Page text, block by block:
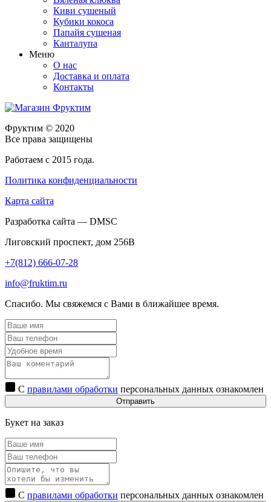
Киви сушеный
Кубики кокоса
Папайя сушеная
Канталупа
Меню
О нас
Доставка и оплата
Контакты
Фруктим © 2020
Все права защищены
Работаем с 2015 года.
Политика конфиденциальности
Карта сайта
Разработка сайта — DMSC
Лиговский проспект, дом 256В
+7(812) 666-07-28
info@fruktim.ru
Спасибо. Мы свяжемся с Вами в ближайшее время.
С правилами обработки персональных данных ознакомлен
Отправить
Букет на заказ
С правилами обработки персональных данных ознакомлен